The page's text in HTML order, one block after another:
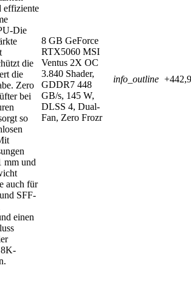
effiziente
Die
die
die
Zero
bei
so
mm und
auch für
SFF-
einen
8K-
8 GB GeForce
RTX5060 MSI
Ventus 2X OC
3.840 Shader,
GDDR7 448
GB/s, 145 W,
DLSS 4, Dual-
Fan, Zero Frozr
info_outline